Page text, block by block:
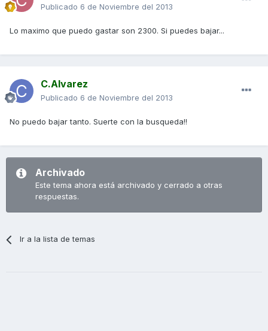
Publicado 6 de Noviembre del 2013
Lo maximo que puedo gastar son 2300. Si puedes bajar...
C.Alvarez
Publicado 6 de Noviembre del 2013
No puedo bajar tanto. Suerte con la busqueda!!
Archivado
Este tema ahora está archivado y cerrado a otras
respuestas.
Ir a la lista de temas